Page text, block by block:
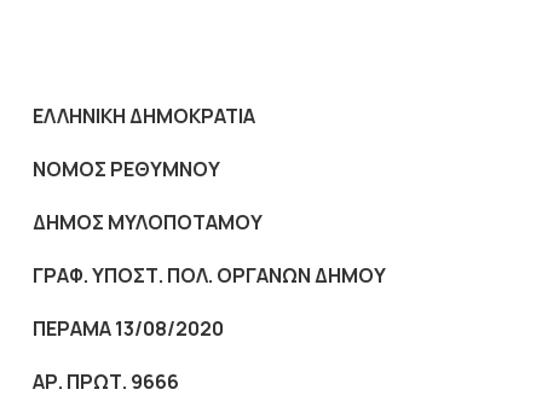
ΕΛΛΗΝΙΚΗ ΔΗΜΟΚΡΑΤΙΑ
NOMOΣ ΡΕΘΥΜΝΟΥ
ΔΗΜΟΣ ΜΥΛΟΠΟΤΑΜΟΥ
ΓΡΑΦ. ΥΠΟΣΤ. ΠΟΛ. ΟΡΓΑΝΩΝ ΔΗΜΟΥ
ΠΕΡΑΜΑ 13/08/2020
ΑΡ. ΠΡΩΤ. 9666